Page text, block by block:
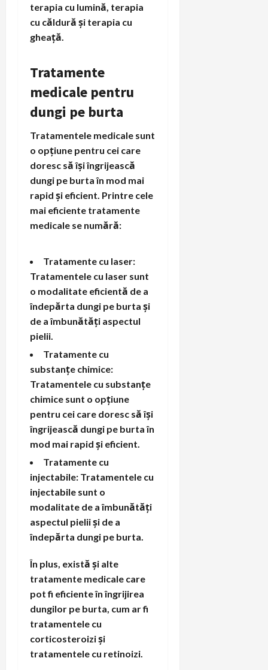
terapia cu lumină, terapia
cu căldură și terapia cu
gheață.
Tratamente
medicale pentru
dungi pe burta
Tratamentele medicale sunt
o opțiune pentru cei care
doresc să își îngrijească
dungi pe burta în mod mai
rapid și eficient. Printre cele
mai eficiente tratamente
medicale se numără:
Tratamente cu laser:
Tratamentele cu laser sunt
o modalitate eficientă de a
îndepărta dungi pe burta și
de a îmbunătăți aspectul
pielii.
Tratamente cu
substanțe chimice:
Tratamentele cu substanțe
chimice sunt o opțiune
pentru cei care doresc să își
îngrijească dungi pe burta în
mod mai rapid și eficient.
Tratamente cu
injectabile: Tratamentele cu
injectabile sunt o
modalitate de a îmbunătăți
aspectul pielii și de a
îndepărta dungi pe burta.
În plus, există și alte
tratamente medicale care
pot fi eficiente în îngrijirea
dungilor pe burta, cum ar fi
tratamentele cu
corticosteroizi și
tratamentele cu retinoizi.